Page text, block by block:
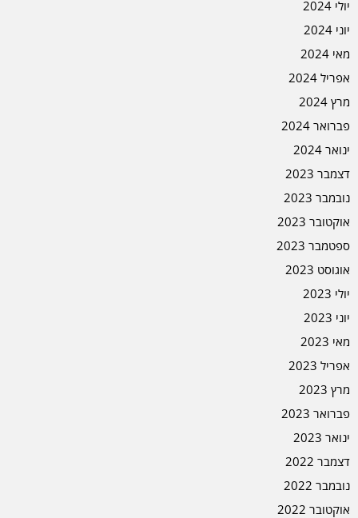
יולי 2024
יוני 2024
מאי 2024
אפריל 2024
מרץ 2024
פברואר 2024
ינואר 2024
דצמבר 2023
נובמבר 2023
אוקטובר 2023
ספטמבר 2023
אוגוסט 2023
יולי 2023
יוני 2023
מאי 2023
אפריל 2023
מרץ 2023
פברואר 2023
ינואר 2023
דצמבר 2022
נובמבר 2022
אוקטובר 2022